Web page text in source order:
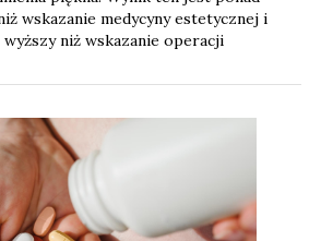
wskazanie medycyny estetycznej i
niż wskazanie operacji